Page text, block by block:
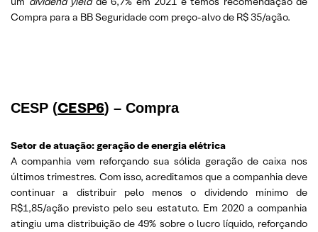
Compra para a BB Seguridade com preço-alvo de R$ 35/ação.
CESP (CESP6) – Compra
Setor de atuação: geração de energia elétrica
A companhia vem reforçando sua sólida geração de caixa nos
últimos trimestres. Com isso, acreditamos que a companhia deve
continuar a distribuir pelo menos o dividendo mínimo de
R$1,85/ação previsto pelo seu estatuto. Em 2020 a companhia
atingiu uma distribuição de 49% sobre o lucro líquido, reforçando